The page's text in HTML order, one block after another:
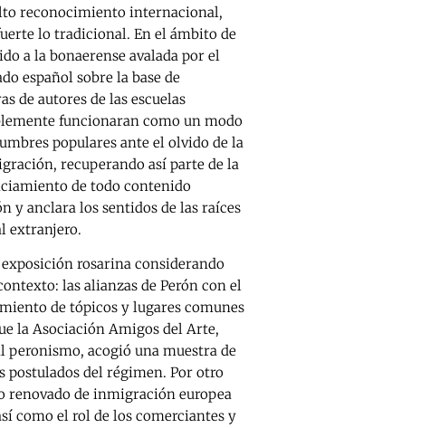
reconocimiento internacional,
lo tradicional. En el ámbito de
a la bonaerense avalada por el
español sobre la base de
de autores de las escuelas
funcionaran como un modo
populares ante el olvido de la
recuperando así parte de la
de todo contenido
y anclara los sentidos de las raíces
extranjero.
rosarina considerando
las alianzas de Perón con el
de tópicos y lugares comunes
la Asociación Amigos del Arte,
acogió una muestra de
postulados del régimen. Por otro
renovado de inmigración europea
como el rol de los comerciantes y